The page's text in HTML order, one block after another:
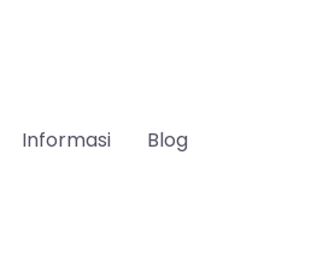
Informasi Blog